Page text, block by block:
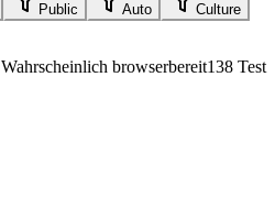
Public Auto Culture
Wahrscheinlich browserbereit138 Test